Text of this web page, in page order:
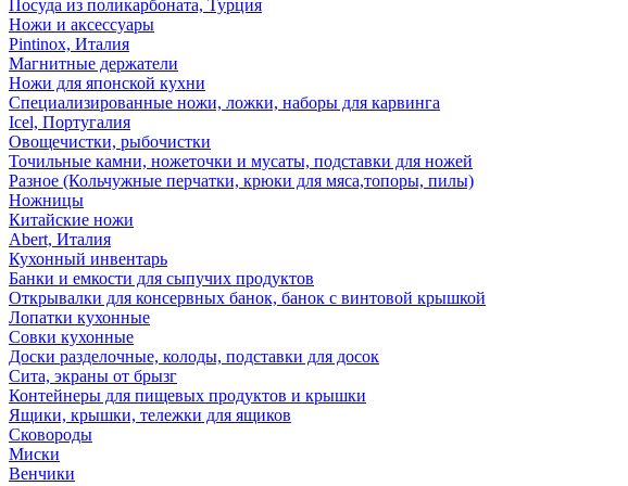
Посуда из поликарбоната, Турция
Ножи и аксессуары
Pintinox, Италия
Магнитные держатели
Ножи для японской кухни
Специализированные ножи, ложки, наборы для карвинга
Icel, Португалия
Овощечистки, рыбочистки
Точильные камни, ножеточки и мусаты, подставки для ножей
Разное (Кольчужные перчатки, крюки для мяса,топоры, пилы)
Ножницы
Китайские ножи
Abert, Италия
Кухонный инвентарь
Банки и емкости для сыпучих продуктов
Открывалки для консервных банок, банок с винтовой крышкой
Лопатки кухонные
Совки кухонные
Доски разделочные, колоды, подставки для досок
Сита, экраны от брызг
Контейнеры для пищевых продуктов и крышки
Ящики, крышки, тележки для ящиков
Сковороды
Миски
Венчики